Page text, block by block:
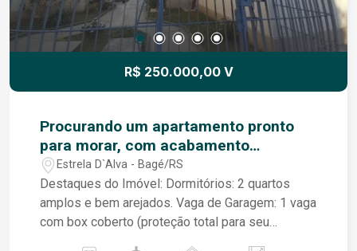
R$ 250.000,00 V
Procurando um apartamento pronto
para morar, com acabamento
impecável e localização privilegiada?
Acabou de encontrar!
Estrela D`Alva - Bagé/RS
Destaques do Imóvel: Dormitórios: 2 quartos
amplos e bem arejados. Vaga de Garagem: 1 vaga
com box coberto (proteção total para seu